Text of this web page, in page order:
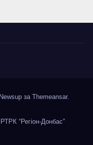
заThemeansar.
“Регіон-Донбас”